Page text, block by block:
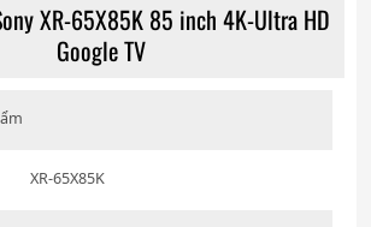
XR-65X85K 85 inch 4K-Ultra HD
Google TV
XR-65X85K